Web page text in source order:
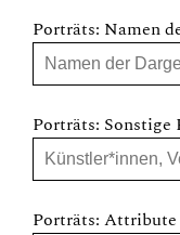
Porträts: Namen
Porträts: Sonstige
Porträts: Attribute